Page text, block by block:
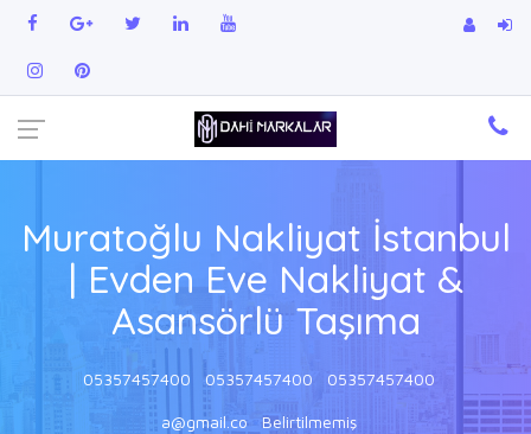
Muratoğlu Nakliyat İstanbul
| Evden Eve Nakliyat &
Asansörlü Taşıma
05357457400 05357457400 05357457400
a@gmail.co Belirtilmemiş